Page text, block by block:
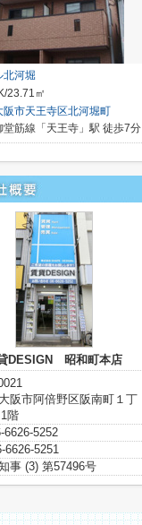
北河堀
23.71㎡
阪市天王寺区北河堀町
堂筋線「天王寺」駅 徒歩7分
DESIGN 昭和町本店
阪市阿倍野区阪南町１丁
階
6626-5252
6626-5251
事 (3) 第57496号